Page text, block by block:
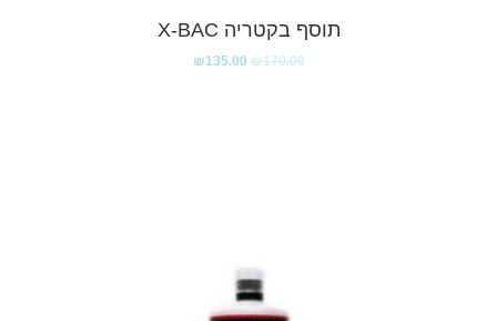
תוסף בקטריה X-BAC
₪170.00
₪135.00